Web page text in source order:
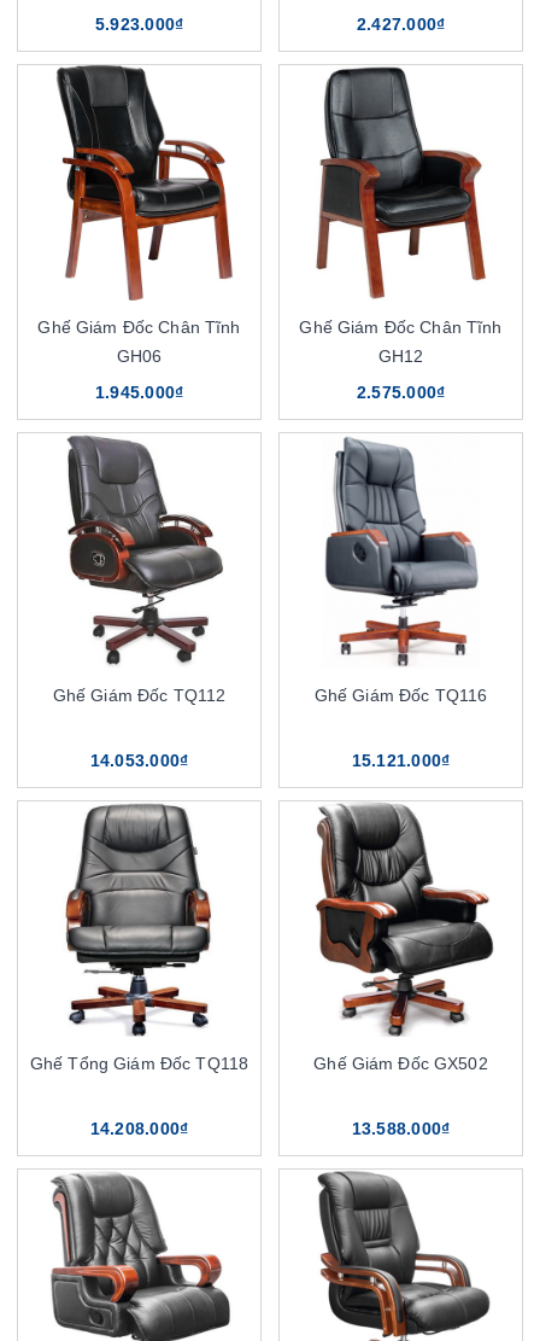
5.923.000₫ 2.427.000₫
Ghế Giám Đốc Chân Tĩnh
GH06
1.945.000₫
Ghế Giám Đốc Chân Tĩnh
GH12
2.575.000₫
Ghế Giám Đốc TQ112
14.053.000₫
Ghế Giám Đốc TQ116
15.121.000₫
Ghế Tổng Giám Đốc TQ118
14.208.000₫
Ghế Giám Đốc GX502
13.588.000₫